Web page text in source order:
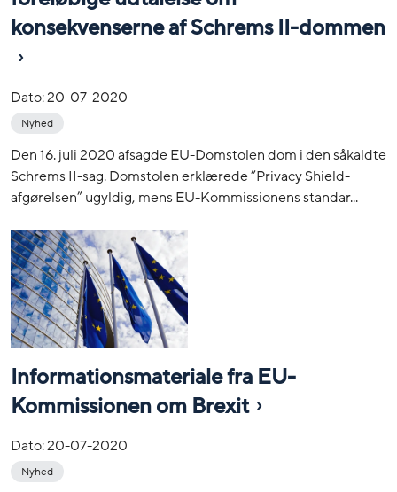
konsekvenserne af Schrems II-dommen
Dato:20-07-2020
Nyhed
Den 16. juli 2020 afsagde EU-Domstolen dom i den såkaldte
Schrems II-sag. Domstolen erklærede ”Privacy Shield-
afgørelsen” ugyldig, mens EU-Kommissionens standar...
Informationsmateriale fra EU-
Kommissionen om Brexit
Dato:20-07-2020
Nyhed